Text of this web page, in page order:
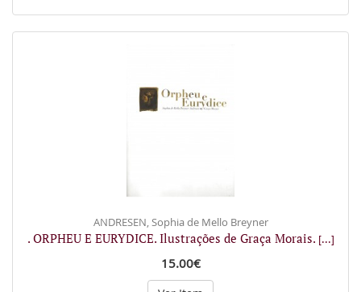
ANDRESEN, Sophia de Mello Breyner
. ORPHEU E EURYDICE. Ilustrações de Graça Morais. [...]
15.00€